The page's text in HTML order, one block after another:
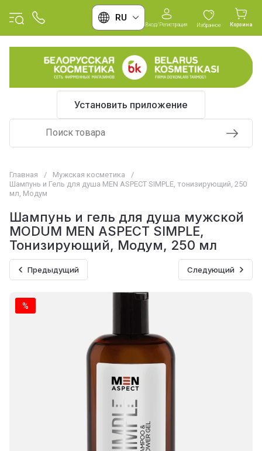
RU
Вход/Регистрация Избранное Корзина
Установить приложение
Главная / Мужская косметика
/
Шампунь и Гель для душа MEN ASPECT SIMPLE, тонизирующий, 250
мл, Модум
Шампунь и гель для душа мужской
MODUM MEN ASPECT SIMPLE,
Тонизирующий, Модум, 250 мл
Предыдущий Следующий
%